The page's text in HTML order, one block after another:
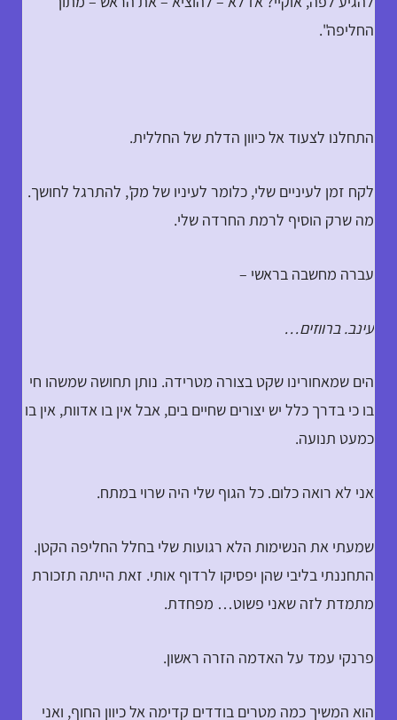
החליפה".
התחלנו לצעוד אל כיוון הדלת של החללית.
לקח זמן לעיניים שלי, כלומר לעיניו של מק', להתרגל לחושך.
מה שרק הוסיף לרמת החרדה שלי.
עברה מחשבה בראשי –
עינב. ברווזים…
הים שמאחורינו שקט בצורה מטרידה. נותן תחושה שמשהו חי
בו כי בדרך כלל יש יצורים שחיים בים, אבל אין בו אדוות, אין בו
כמעט תנועה.
אני לא רואה כלום. כל הגוף שלי היה שרוי במתח.
שמעתי את הנשימות הלא רגועות שלי בחלל החליפה הקטן.
התחננתי בליבי שהן יפסיקו לרדוף אותי. זאת הייתה תזכורת
מתמדת לזה שאני פשוט… מפחדת.
פרנקי עמד על האדמה הזרה ראשון.
הוא המשיך כמה מטרים בודדים קדימה אל כיוון החוף, ואני